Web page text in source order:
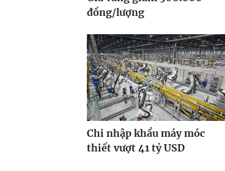
đồng/lượng
Chi nhập khẩu máy móc
thiết vượt 41 tỷ USD